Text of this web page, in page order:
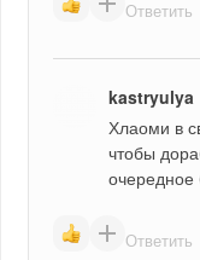
Ответить
kastryulya
Хлаоми в
чтобы
очередное
Ответить